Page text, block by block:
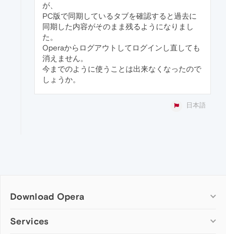
が、
PC版で同期しているタブを確認すると過去に
同期した内容がそのまま残るようになりまし
た。
Operaからログアウトしてログインし直しても
消えません。
今までのように使うことは出来なくなったので
しょうか。
日本語
Download Opera
Computer browsers
Services